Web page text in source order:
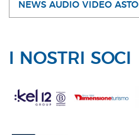
NEWS AUDIO VIDEO ASTOI
I NOSTRI SOCI